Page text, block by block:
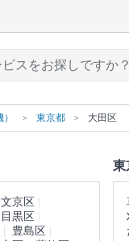
東京都 大田区
文京区
目黒区
豊島区
東